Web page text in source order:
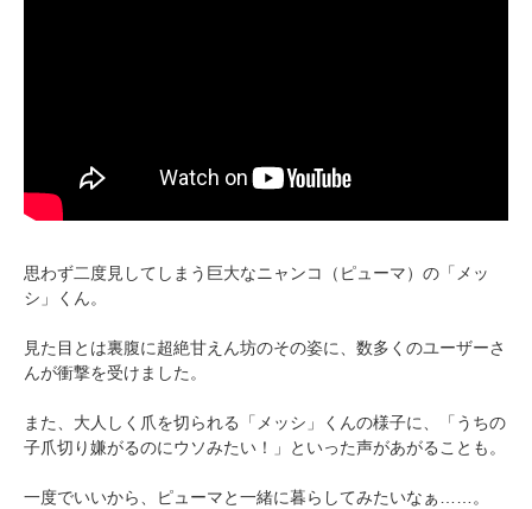
思わず二度見してしまう巨大なニャンコ（ピューマ）の「メッ
シ」くん。
見た目とは裏腹に超絶甘えん坊のその姿に、数多くのユーザーさ
んが衝撃を受けました。
また、大人しく爪を切られる「メッシ」くんの様子に、「うちの
子爪切り嫌がるのにウソみたい！」といった声があがることも。
一度でいいから、ピューマと一緒に暮らしてみたいなぁ……。